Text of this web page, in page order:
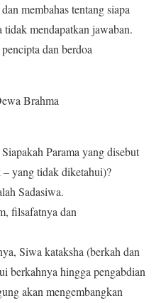
membahas tentang siapa
mendapatkan jawaban.
dan berdoa
Brahma
Parama yang disebut
– yang tidak diketahui)?
Sadasiwa.
filsafatnya dan
Siwa kataksha (berkah dan
berkahnya hingga pengabdian
akan mengembangkan